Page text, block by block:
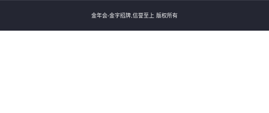
金年会-金字招牌,信誉至上 版权所有